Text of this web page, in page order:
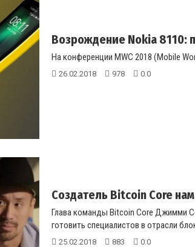
Возрождение Nokia 8110:
На конференции MWC 2018 (Mobile
26.02.2018 978 0.0
Создатель Bitcoin Core
Глава команды Bitcoin Core Джимми
готовить специалистов в отрасли
25.02.2018 883 0.0